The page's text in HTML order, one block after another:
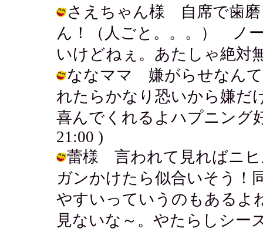
さえちゃん様 自席で歯
ん！（人ごと。。。） ノ
いけどねぇ。あたしゃ絶対
ななママ 嫌がらせなんて
れたらかなり恐いから嫌だ
喜んでくれるよハプニング
21:00 )
蕾様 言われて見ればニヒ
ガンかけたら似合いそう！
やすいっていうのもあるよ
見ないな～。やたらしシー